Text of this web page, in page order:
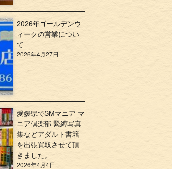
2026年ゴールデンウ
ィークの営業につい
て
2026年4月27日
愛媛県でSMマニア マ
ニア倶楽部 緊縛写真
集などアダルト書籍
を出張買取させて頂
きました。
2026年4月4日